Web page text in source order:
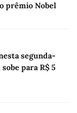
prêmio Nobel
segunda-
para R$ 5